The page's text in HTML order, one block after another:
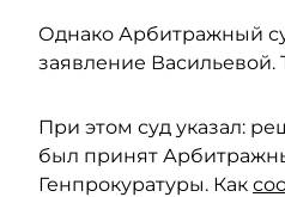
Однако Арбитражный
заявление Васильевой.
При этом суд указал:
был принят
Генпрокуратуры. Как